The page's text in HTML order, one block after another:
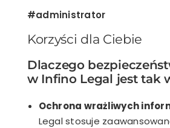
#administrator
Korzyści dla Ciebie
Dlaczego
w Infino Legal jest tak
Ochrona wrażliwych
Legal stosuje